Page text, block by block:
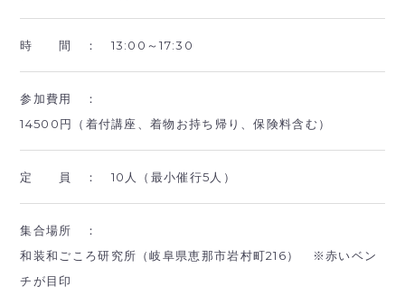
時 間 ： 13:00～17:30
参加費用 ：
14500円（着付講座、着物お持ち帰り、保険料含む）
定 員 ： 10人（最小催行5人）
集合場所 ：
和装和ごころ研究所（岐阜県恵那市岩村町216） ※赤いベン
チが目印